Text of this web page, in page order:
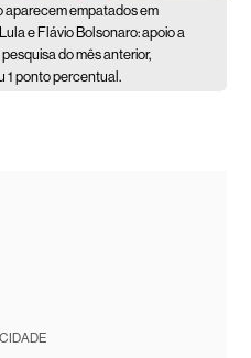
aparecem empatados em
Lula e Flávio Bolsonaro: apoio a
do mês anterior,
1 ponto percentual.